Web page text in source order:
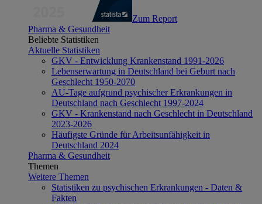
Zum Report
Pharma & Gesundheit
Beliebte Statistiken
Aktuelle Statistiken
GKV - Entwicklung Krankenstand 1991-2026
Lebenserwartung in Deutschland bei Geburt nach
Geschlecht 1950-2070
AU-Tage aufgrund psychischer Erkrankungen in
Deutschland nach Geschlecht 1997-2024
GKV - Krankenstand nach Geschlecht in Deutschland
2023-2026
Häufigste Gründe für Arbeitsunfähigkeit in
Deutschland 2024
Pharma & Gesundheit
Themen
Weitere Themen
Statistiken zu psychischen Erkrankungen - Daten &
Fakten